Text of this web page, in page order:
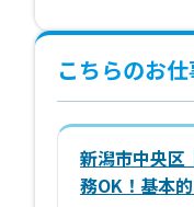
こちらのお
新潟市中央区
務OK！基本